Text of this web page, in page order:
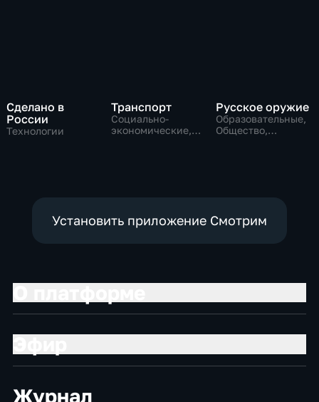
Сделано в
России
Технологии
Транспорт
Социально-
экономические,
Русское оружие
Образовательные,
Общество,
Установить приложение Смотрим
Журнал